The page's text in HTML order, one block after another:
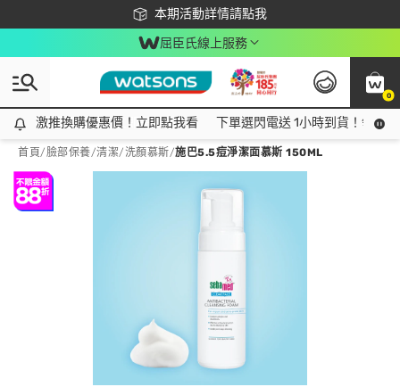
本期活動詳情請點我
下載app最高回饋$350
屈臣氏線上服務
0
激推換購優惠價！立即點我看
激推換購優惠價！立即點我看 下單選閃電送 1小時到貨！領神
首頁/臉部保養/清潔/洗顏慕斯/施巴5.5痘淨潔面慕斯 150ML